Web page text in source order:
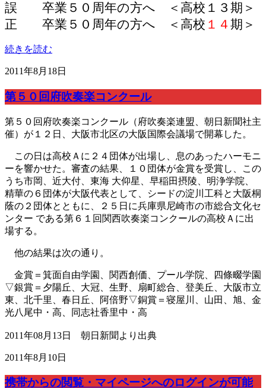
誤 卒業５０周年の方へ ＜高校１３期＞
正
卒業５０周年の方へ ＜高校 １４ 期＞
続きを読む
2011年8月18日
第５０回府吹奏楽コンクール
第５０回府吹奏楽コンクール（府吹奏楽連盟、朝日新聞社主
催）が１２日、大阪市北区の大阪国際会議場で開幕した。
この日は高校Ａに２４団体が出場し、息のあったハーモニ
ーを響かせた。審査の結果、１０団体が金賞を受賞し、この
うち市岡、近大付、東海 大仰星、早稲田摂陵、明浄学院、
精華の６団体が大阪代表として、シードの淀川工科と大阪桐
蔭の２団体とともに、２５日に兵庫県尼崎市の市総合文化セ
ンター である第６１回関西吹奏楽コンクールの高校Ａに出
場する。
他の結果は次の通り。
金賞＝箕面自由学園、関西創価、プール学院、四條畷学園
▽銀賞＝夕陽丘、大冠、生野、扇町総合、登美丘、大阪市立
東、北千里、春日丘、阿倍野▽銅賞＝寝屋川、山田、旭、金
光八尾中・高、同志社香里中・高
2011年08月13日 朝日新聞より出典
2011年8月10日
携帯からの閲覧・マイページへのログインが可能